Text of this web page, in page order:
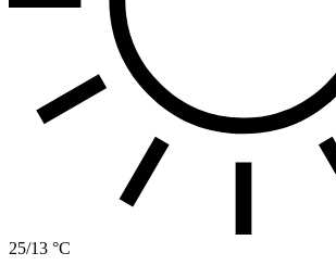
25/13 °C